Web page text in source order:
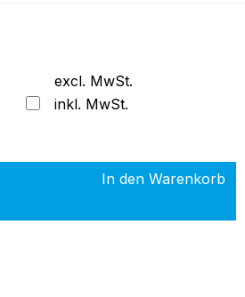
excl. MwSt.
inkl. MwSt.
gewünschten Wert
In den Warenkorb